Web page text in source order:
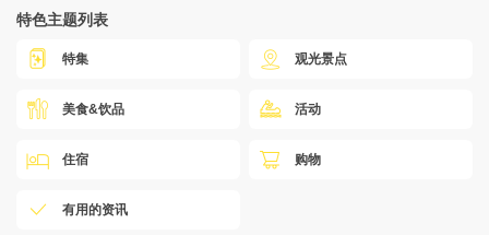
特色主题列表
特集 观光景点
美食&饮品 活动
住宿 购物
有用的资讯